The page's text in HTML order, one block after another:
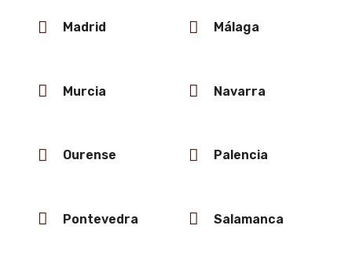
Madrid Málaga
Murcia Navarra
Ourense Palencia
Pontevedra Salamanca